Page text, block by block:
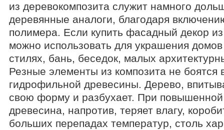
из деревокомпозита служит намного
деревянные аналоги, благодаря
полимера. Если купить фасадный декор из
можно использовать для украшения
стилях, бань, беседок, малых
Резные элементы из композита не боятся
гидрофильной древесины. Дерево,
свою форму и разбухает. При повышенной
древесина, напротив, теряет влагу,
больших перепадах температур, столь